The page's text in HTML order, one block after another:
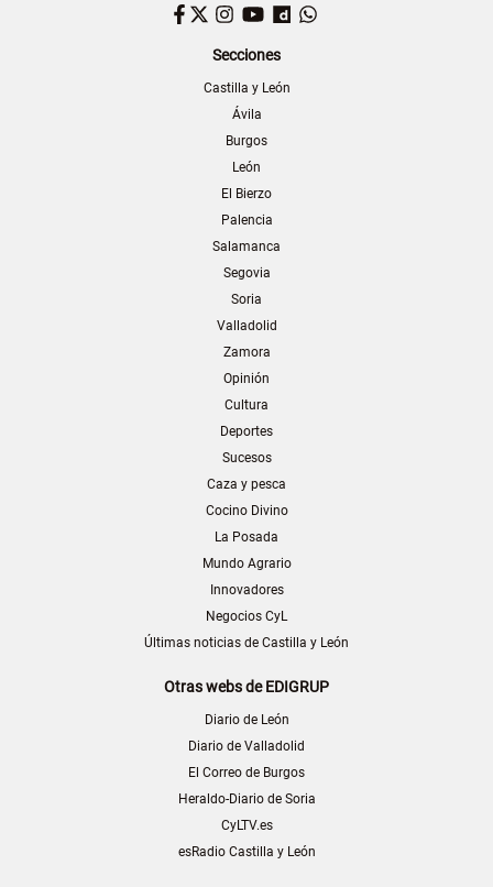
Facebook
TwitterInstagram
YouTubeDailymotion
Secciones
Castilla y León
Ávila
Burgos
León
El Bierzo
Palencia
Salamanca
Segovia
Soria
Valladolid
Zamora
Opinión
Cultura
Deportes
Sucesos
Caza y pesca
Cocino Divino
La Posada
Mundo Agrario
Innovadores
Negocios CyL
Últimas noticias de Castilla y León
Otras webs de EDIGRUP
Diario de León
Diario de Valladolid
El Correo de Burgos
Heraldo-Diario de Soria
CyLTV.es
esRadio Castilla y León